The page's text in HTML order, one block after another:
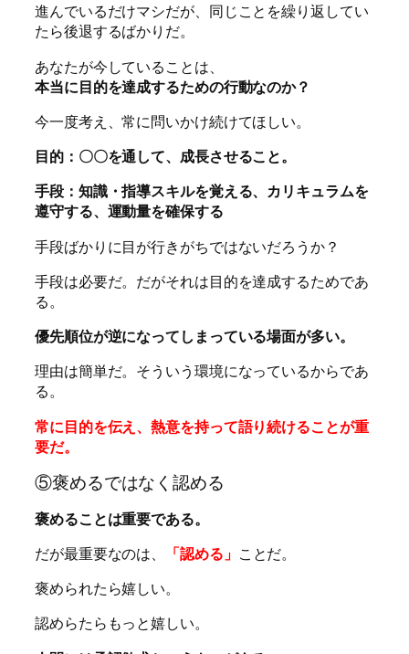
進んでいるだけマシだが、同じことを繰り返してい
たら後退するばかりだ。
あなたが今していることは、
本当に目的を達成するための行動なのか？
今一度考え、常に問いかけ続けてほしい。
目的：〇〇を通して、成長させること。
手段：知識・指導スキルを覚える、カリキュラムを
遵守する、運動量を確保する
手段ばかりに目が行きがちではないだろうか？
手段は必要だ。だがそれは目的を達成するためであ
る。
優先順位が逆になってしまっている場面が多い。
理由は簡単だ。そういう環境になっているからであ
る。
常に目的を伝え、熱意を持って語り続けることが重
要だ。
⑤褒めるではなく認める
褒めることは重要である。
だが最重要なのは、
「認める」 ことだ。
褒められたら嬉しい。
認めらたらもっと嬉しい。